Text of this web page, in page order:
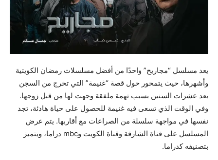
يعد مسلسل “مجاريح” واحدًا من أفضل مسلسلات رمضان الكويتية
وأشهرها، حيث يتمحور حول قصة “غنيمة” التي تخرج من السجن
بعد عشرات السنين بسبب تهمة ملفقة وجهت لها من قبل زوجها.
وفي الوقت الذي تسعى فيه غنيمة للحصول على حياة هادئة، تجد
نفسها في مواجهة سلسلة من الصراعات مع أقاربها. يتم عرض
المسلسل على قناة الشارقة وقناة الكويت وmbc دراما، ويتميز
بتصنيفه كدراما.